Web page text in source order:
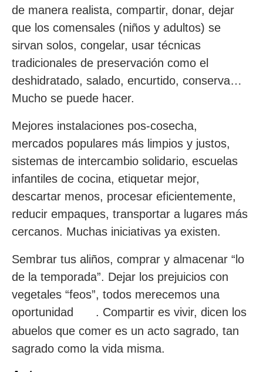
de manera realista, compartir, donar, dejar
que los comensales (niños y adultos) se
sirvan solos, congelar, usar técnicas
tradicionales de preservación como el
deshidratado, salado, encurtido, conserva…
Mucho se puede hacer.
Mejores instalaciones pos-cosecha,
mercados populares más limpios y justos,
sistemas de intercambio solidario, escuelas
infantiles de cocina, etiquetar mejor,
descartar menos, procesar eficientemente,
reducir empaques, transportar a lugares más
cercanos. Muchas iniciativas ya existen.
Sembrar tus aliños, comprar y almacenar “lo
de la temporada”. Dejar los prejuicios con
vegetales “feos”, todos merecemos una
oportunidad
. Compartir es vivir, dicen los
abuelos que comer es un acto sagrado, tan
sagrado como la vida misma.